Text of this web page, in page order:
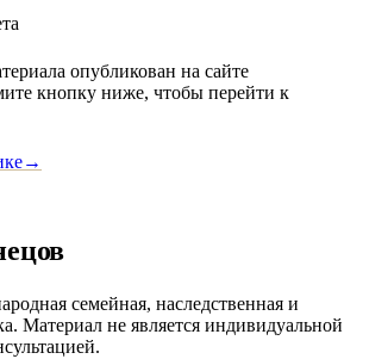
опубликован на сайте
кнопку ниже, чтобы перейти к
→
семейная, наследственная и
Материал не является индивидуальной